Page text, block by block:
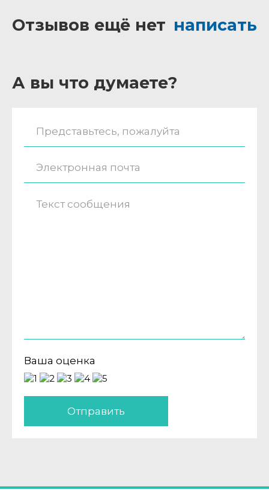
Отзывов ещё нет написать
А вы что думаете?
Ваша оценка
Отправить